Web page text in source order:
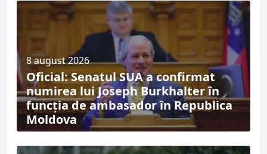
8 august 2026
Oficial: Senatul SUA a confirmat
numirea lui Joseph Burkhalter în
funcția de ambasador în Republica
Moldova